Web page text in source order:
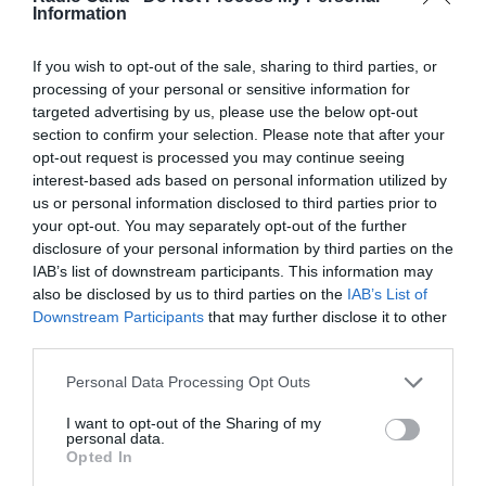
Information
If you wish to opt-out of the sale, sharing to third parties, or
processing of your personal or sensitive information for
targeted advertising by us, please use the below opt-out
section to confirm your selection. Please note that after your
opt-out request is processed you may continue seeing
interest-based ads based on personal information utilized by
us or personal information disclosed to third parties prior to
your opt-out. You may separately opt-out of the further
disclosure of your personal information by third parties on the
IAB’s list of downstream participants. This information may
also be disclosed by us to third parties on the IAB’s List of
Downstream Participants that may further disclose it to other
Personal Data Processing Opt Outs
I want to opt-out of the Sharing of my
personal data.
Opted In
No próximo dia8 de dezembro, às21h00, aTenda Vila
Madeiro , localizada no ex-quartel militar de Penamacor,
será palco de uma noite inesquecível com o espetáculo
“Uma noite ao som de Michael Bublé”, protagonizado por
Rita Guerra como convidada especial.
O tributo celebra o aclamado cantor canadiano,
prometendo uma experiência única e envolvente ao som
de alguns dos maiores sucessos de Michael Bublé.
O evento insere-se na programação doPenamacor Vila
Madeiro, uma celebração que combina música, tradição e
muita animação natalícia.
Facebook
Mastodon
Email
Share